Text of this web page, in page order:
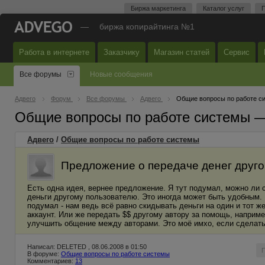
Биржа маркетинга Каталог услуг
— биржа копирайтинга №1
Работа в интернете Заказчику Магазин статей Сервис
Все форумы Новые сообщения
Адвего Форум Все форумы Адвего Общие вопросы по работе
Общие вопросы по работе системы
Адвего / Общие вопросы по работе системы
Предложение о передаче денег
Есть одна идея, вернее предложение. Я тут подумал, можно ли
деньги другому пользователю. Это иногда может быть
подумал - нам ведь всё равно скидывать деньги на один и тот
аккаунт. Или же передать $$ другому автору за помощь,
улучшить общение между авторами. Это моё имхо, если
Написал: DELETED , 08.06.2008 в 01:50
В форуме: Общие вопросы по работе системы
Комментариев: 13